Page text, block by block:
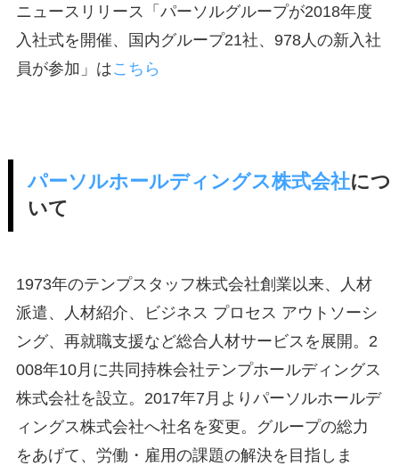
ニュースリリース「パーソルグループが2018年度
入社式を開催、国内グループ21社、978人の新入社
員が参加」はこちら
パーソルホールディングス株式会社につ
いて
1973年のテンプスタッフ株式会社創業以来、人材
派遣、人材紹介、ビジネス プロセス アウトソーシ
ング、再就職支援など総合人材サービスを展開。2
008年10月に共同持株会社テンプホールディングス
株式会社を設立。2017年7月よりパーソルホールデ
ィングス株式会社へ社名を変更。グループの総力
をあげて、労働・雇用の課題の解決を目指しま